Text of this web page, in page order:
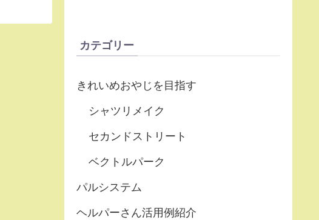
カテゴリー
きれいめおやじを目指す
シャツリメイク
セカンドストリート
ベクトルパーク
パルシステム
ヘルパーさん活用例紹介